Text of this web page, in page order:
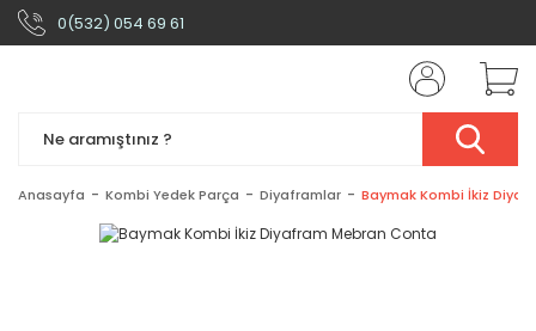
0(532) 054 69 61
Anasayfa Kombi Yedek Parça Diyaframlar Baymak Kombi İkiz